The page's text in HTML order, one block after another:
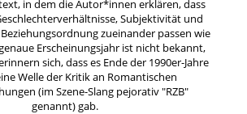
in dem die Autor*innen erklären, dass
Subjektivität und
zueinander passen wie
Erscheinungsjahr ist nicht bekannt,
sich, dass es Ende der 1990er-Jahre
Welle der Kritik an Romantischen
(im Szene-Slang pejorativ "RZB"
genannt) gab.